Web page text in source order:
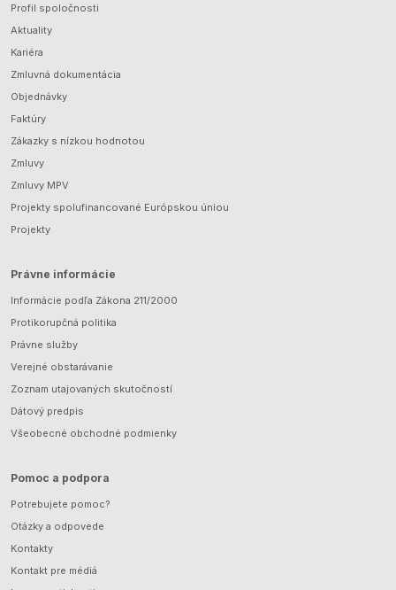
Profil spoločnosti
Aktuality
Kariéra
Zmluvná dokumentácia
Objednávky
Faktúry
Zákazky s nízkou hodnotou
Zmluvy
Zmluvy MPV
Projekty spolufinancované Európskou úniou
Projekty
Právne informácie
Informácie podľa Zákona 211/2000
Protikorupčná politika
Právne služby
Verejné obstarávanie
Zoznam utajovaných skutočností
Dátový predpis
Všeobecné obchodné podmienky
Pomoc a podpora
Potrebujete pomoc?
Otázky a odpovede
Kontakty
Kontakt pre médiá